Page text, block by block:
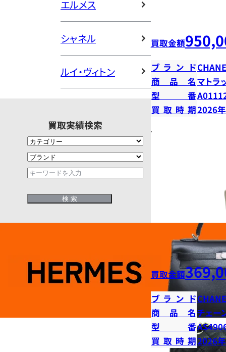
エルメス
シャネル
ルイ・ヴィトン
買取実績検索
買取金額
ブランド
商品名マトラ
型番
買取時期2026
買取金額
ブランド
商品名チェー
型番
買取時期2026